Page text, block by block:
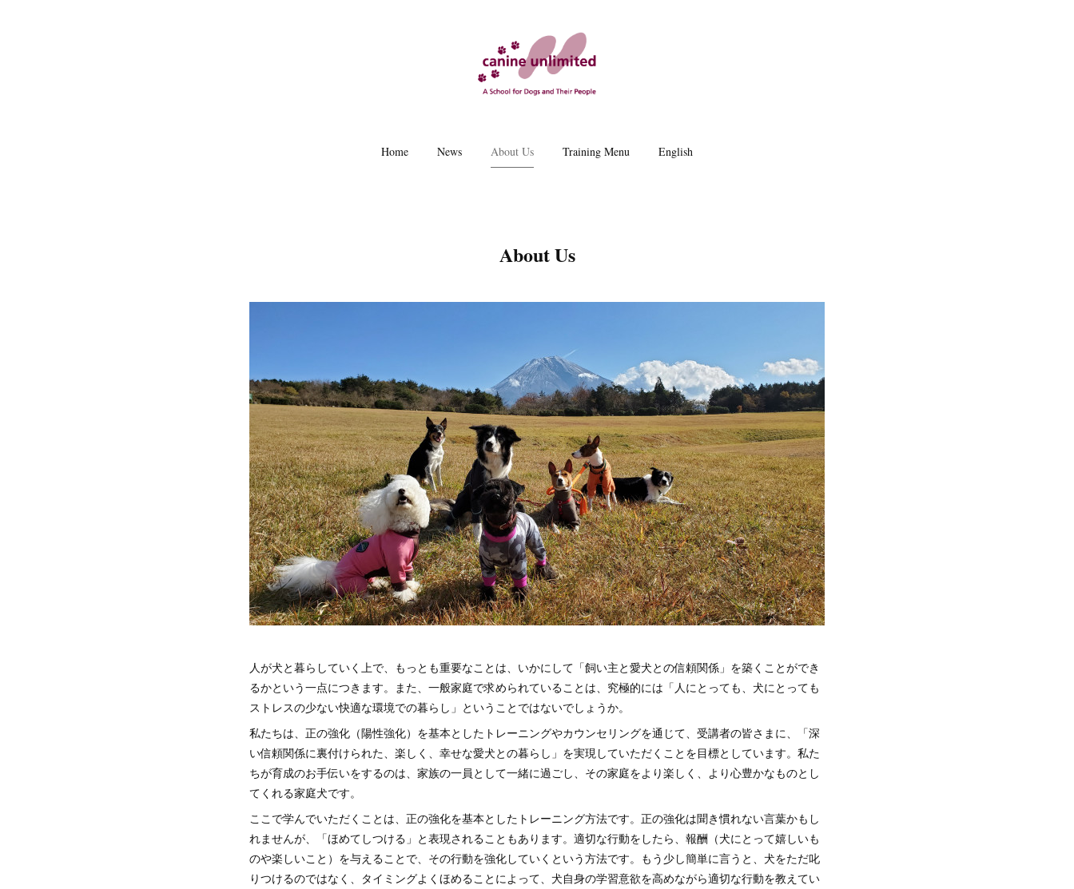
Home News About Us Training Menu English
About Us
人が犬と暮らしていく上で、もっとも重要なことは、いかにして「飼い主と愛犬との信頼関係」を築くことができ
るかという一点につきます。また、一般家庭で求められていることは、究極的には「人にとっても、犬にとっても
ストレスの少ない快適な環境での暮らし」ということではないでしょうか。
私たちは、正の強化（陽性強化）を基本としたトレーニングやカウンセリングを通じて、受講者の皆さまに、「深
い信頼関係に裏付けられた、楽しく、幸せな愛犬との暮らし」を実現していただくことを目標としています。私た
ちが育成のお手伝いをするのは、家族の一員として一緒に過ごし、その家庭をより楽しく、より心豊かなものとし
てくれる家庭犬です。
ここで学んでいただくことは、正の強化を基本としたトレーニング方法です。正の強化は聞き慣れない言葉かもし
れませんが、「ほめてしつける」と表現されることもあります。適切な行動をしたら、報酬（犬にとって嬉しいも
のや楽しいこと）を与えることで、その行動を強化していくという方法です。もう少し簡単に言うと、犬をただ叱
りつけるのではなく、タイミングよくほめることによって、犬自身の学習意欲を高めながら適切な行動を教えてい